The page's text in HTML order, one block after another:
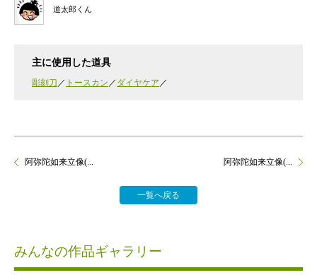
道太郎くん
主に使用した道具
彫刻刀 トースカン ダイヤケア
阿弥陀如来立像(...
一覧へ戻る
阿弥陀如来立像(...
みんなの作品ギャラリー